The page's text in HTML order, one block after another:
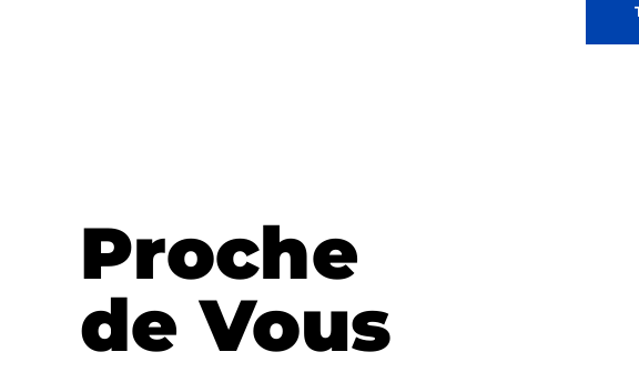
Proche
de Vous